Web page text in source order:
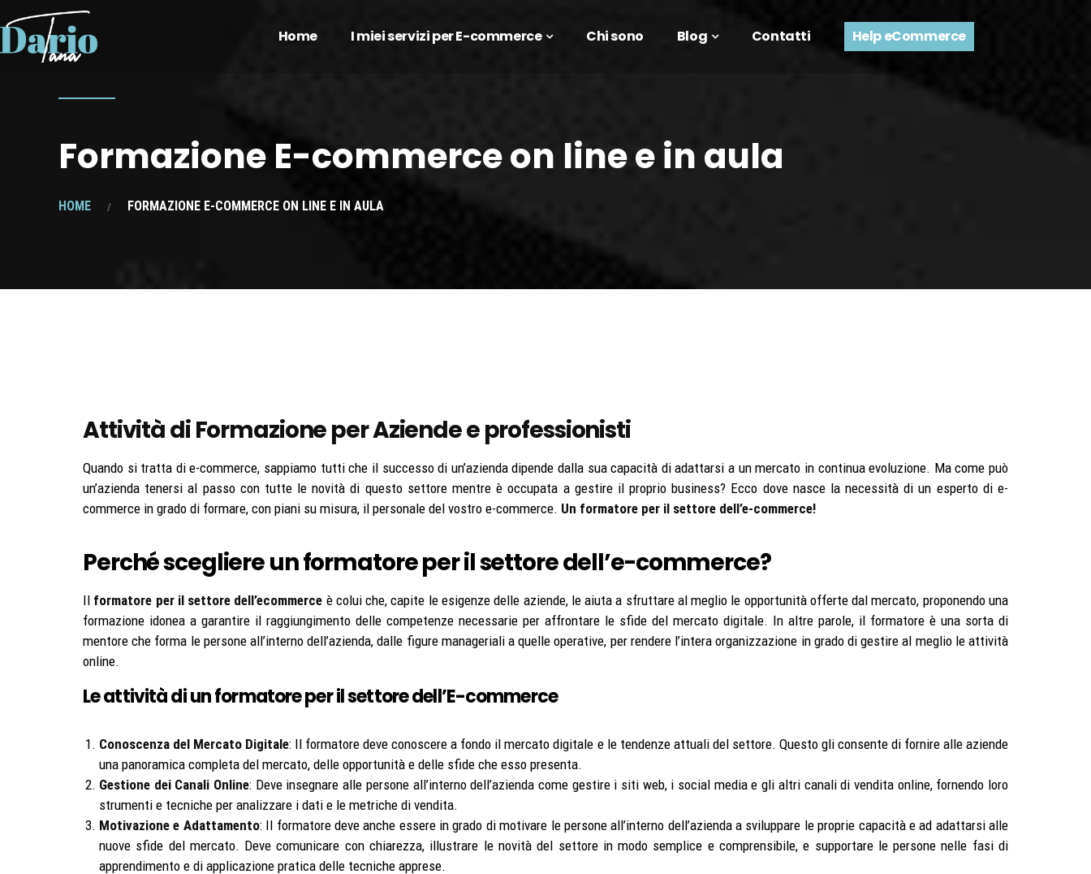
Home I miei servizi per E-commerce Chi sono Blog Contatti Help eCommerce
Formazione E-commerce on line e in aula
HOME FORMAZIONE E-COMMERCE ON LINE E IN AULA
Attività di Formazione per Aziende e professionisti
Quando si tratta di e-commerce, sappiamo tutti che il successo di un’azienda dipende dalla sua capacità di adattarsi a un mercato in continua evoluzione. Ma come può
un’azienda tenersi al passo con tutte le novità di questo settore mentre è occupata a gestire il proprio business? Ecco dove nasce la necessità di un esperto di e-
commerce in grado di formare, con piani su misura, il personale del vostro e-commerce. Un formatore per il settore dell’e-commerce!
Perché scegliere un formatore per il settore dell’e-commerce?
Il formatore per il settore dell’ecommerce è colui che, capite le esigenze delle aziende, le aiuta a sfruttare al meglio le opportunità offerte dal mercato, proponendo una
formazione idonea a garantire il raggiungimento delle competenze necessarie per affrontare le sfide del mercato digitale. In altre parole, il formatore è una sorta di
mentore che forma le persone all’interno dell’azienda, dalle figure manageriali a quelle operative, per rendere l’intera organizzazione in grado di gestire al meglio le attività
online.
Le attività di un formatore per il settore dell’E-commerce
Conoscenza del Mercato Digitale: Il formatore deve conoscere a fondo il mercato digitale e le tendenze attuali del settore. Questo gli consente di fornire alle aziende
una panoramica completa del mercato, delle opportunità e delle sfide che esso presenta.
Gestione dei Canali Online: Deve insegnare alle persone all’interno dell’azienda come gestire i siti web, i social media e gli altri canali di vendita online, fornendo loro
strumenti e tecniche per analizzare i dati e le metriche di vendita.
Motivazione e Adattamento: Il formatore deve anche essere in grado di motivare le persone all’interno dell’azienda a sviluppare le proprie capacità e ad adattarsi alle
nuove sfide del mercato. Deve comunicare con chiarezza, illustrare le novità del settore in modo semplice e comprensibile, e supportare le persone nelle fasi di
apprendimento e di applicazione pratica delle tecniche apprese.